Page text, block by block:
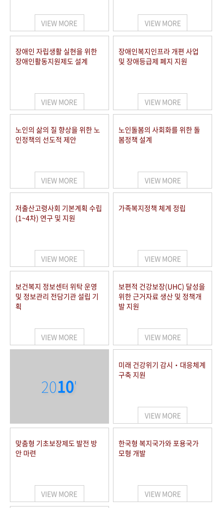
VIEW MORE VIEW MORE
장애인 자립생활 실현을 위한
장애인활동지원제도 설계
VIEW MORE
장애인복지인프라 개편 사업
및 장애등급제 폐지 지원
VIEW MORE
노인의 삶의 질 향상을 위한 노
인정책의 선도적 제안
VIEW MORE
노인돌봄의 사회화를 위한 돌
봄정책 설계
VIEW MORE
저출산고령사회 기본계획 수립
(1~4차) 연구 및 지원
VIEW MORE
가족복지정책 체계 정립
VIEW MORE
보건복지 정보센터 위탁 운영
및 정보관리 전담기관 설립 기
획
VIEW MORE
보편적 건강보장(UHC) 달성을
위한 근거자료 생산 및 정책개
발 지원
VIEW MORE
2010'
미래 건강위기 감시‧대응체계
구축 지원
VIEW MORE
맞춤형 기초보장제도 발전 방
안 마련
VIEW MORE
한국형 복지국가와 포용국가
모형 개발
VIEW MORE